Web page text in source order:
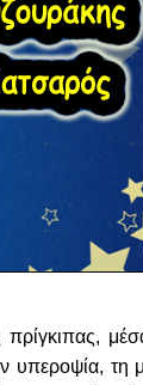
πρίγκιπας,
υπεροψία, τη